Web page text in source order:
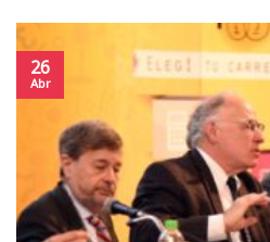
26
Abr